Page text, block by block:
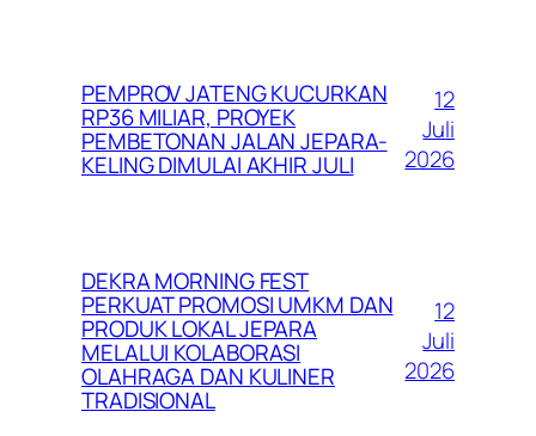
PEMPROV JATENG KUCURKAN
RP36 MILIAR, PROYEK
PEMBETONAN JALAN JEPARA-
KELING DIMULAI AKHIR JULI
12
Juli
2026
DEKRA MORNING FEST
PERKUAT PROMOSI UMKM DAN
PRODUK LOKAL JEPARA
MELALUI KOLABORASI
OLAHRAGA DAN KULINER
TRADISIONAL
12
Juli
2026